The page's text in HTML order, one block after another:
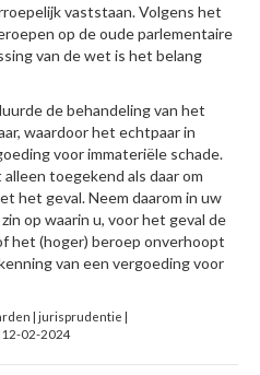
vaststaan. Volgens het
op de oude parlementaire
van de wet is het belang
de behandeling van het
waardoor het echtpaar in
voor immateriële schade.
toegekend als daar om
het geval. Neem daarom in uw
op waarin u, voor het geval de
het (hoger) beroep onverhoopt
van een vergoeding voor
| jurisprudentie |
12-02-2024